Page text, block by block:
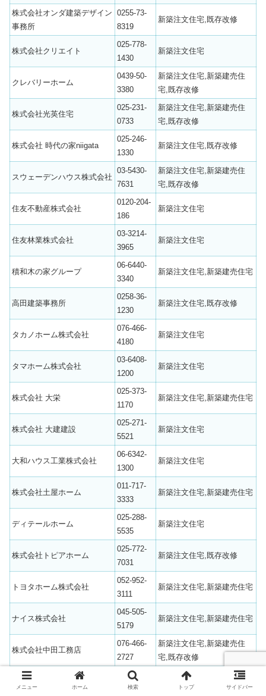
株式会社オンダ建築デザイン
事務所
0255-73-
8319
新築注文住宅,既存改修
株式会社クリエイト
025-778-
1430
新築注文住宅
クレバリーホーム
0439-50-
3380
新築注文住宅,新築建売住
宅,既存改修
株式会社光英住宅
025-231-
0733
新築注文住宅,新築建売住
宅,既存改修
株式会社 時代の家niigata
025-246-
1330
新築注文住宅,既存改修
スウェーデンハウス株式会社
03-5430-
7631
新築注文住宅,新築建売住
宅,既存改修
住友不動産株式会社
0120-204-
186
新築注文住宅
住友林業株式会社
03-3214-
3965
新築注文住宅
積和木の家グループ
06-6440-
3340
新築注文住宅,新築建売住宅
高田建築事務所
0258-36-
1230
新築注文住宅,既存改修
タカノホーム株式会社
076-466-
4180
新築注文住宅
タマホーム株式会社
03-6408-
1200
新築注文住宅
株式会社 大栄
025-373-
1170
新築注文住宅,新築建売住宅
株式会社 大建建設
025-271-
5521
新築注文住宅
大和ハウス工業株式会社
06-6342-
1300
新築注文住宅
株式会社土屋ホーム
011-717-
3333
新築注文住宅,新築建売住宅
ディテールホーム
025-288-
5535
新築注文住宅
株式会社トピアホーム
025-772-
7031
新築注文住宅,既存改修
トヨタホーム株式会社
052-952-
3111
新築注文住宅,新築建売住宅
ナイス株式会社
045-505-
5179
新築注文住宅,新築建売住宅
株式会社中田工務店
076-466-
2727
新築注文住宅,新築建売住
宅,既存改修
ハーバーハウス株式会社
025-240-
3838
新築注文住宅
メニュー ホーム 検索 トップ サイドバー